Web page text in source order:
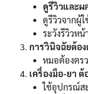
ดูรีวิวและผ
ดูรีวิวจากผู้
ระวังรีวิวห
การวินิจฉัยต้อง
หมอต้องตร
เครื่องมือ-ยา
ใช้อุปกรณ์ส